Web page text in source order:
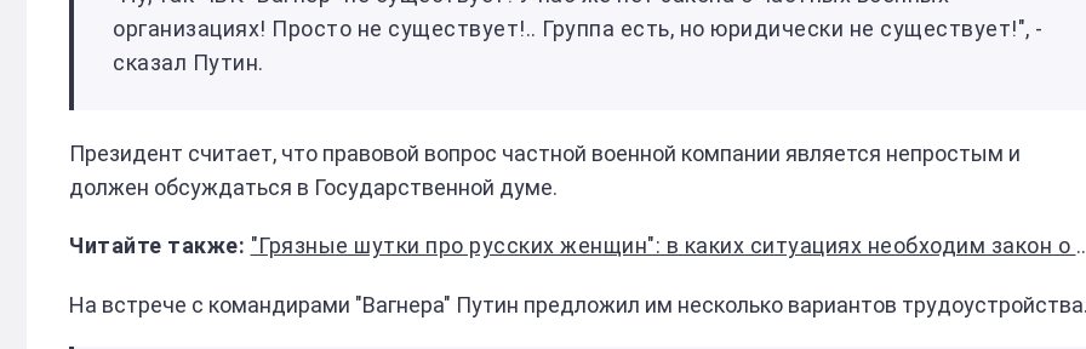
организациях! Просто не существует!.. Группа есть, но юридически не существует!", -
сказал Путин.
Президент считает, что правовой вопрос частной военной компании является непростым и
должен обсуждаться в Государственной думе.
"Грязные шутки про русских женщин": в каких ситуациях необходим закон о русофобии
На встрече с командирами "Вагнера" Путин предложил им несколько вариантов